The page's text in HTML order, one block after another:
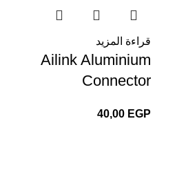
قراءة المزيد
Ailink Aluminium
Connector
40,00 EGP